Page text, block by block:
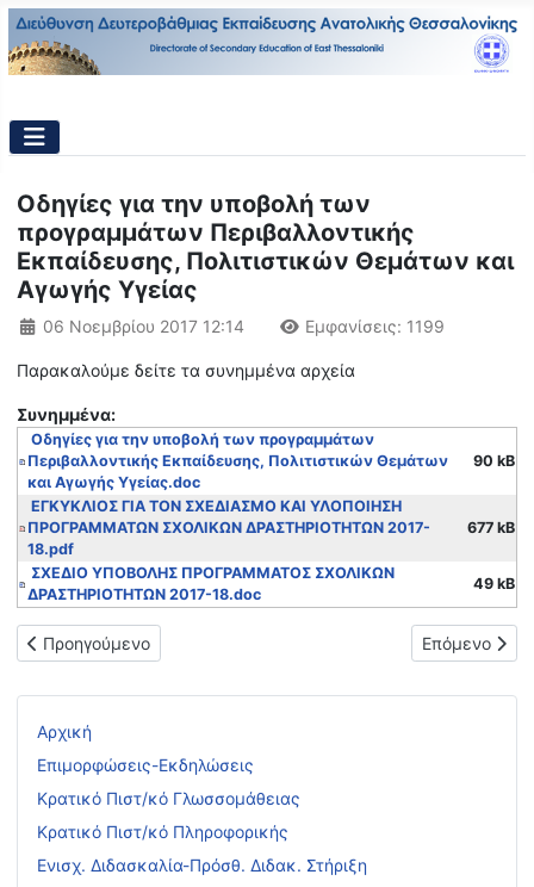
Αρχική
Επιμορφώσεις-Εκδηλώσεις
Κρατικό Πιστ/κό Γλωσσομάθειας
Κρατικό Πιστ/κό Πληροφορικής
Ενισχ. Διδασκαλία-Πρόσθ. Διδακ. Στήριξη
Οδηγίες για την υποβολή των
προγραμμάτων Περιβαλλοντικής
Εκπαίδευσης, Πολιτιστικών Θεμάτων και
Αγωγής Υγείας
Λεπτομέρειες
06 Νοεμβρίου 2017 12:14 Εμφανίσεις: 1199
Παρακαλούμε δείτε τα συνημμένα αρχεία
Συνημμένα:
Οδηγίες για την υποβολή των προγραμμάτων
Περιβαλλοντικής Εκπαίδευσης, Πολιτιστικών Θεμάτων
και Αγωγής Υγείας.doc
90 kB
ΕΓΚΥΚΛΙΟΣ ΓΙΑ ΤΟΝ ΣΧΕΔΙΑΣΜΟ ΚΑΙ ΥΛΟΠΟΙΗΣΗ
ΠΡΟΓΡΑΜΜΑΤΩΝ ΣΧΟΛΙΚΩΝ ΔΡΑΣΤΗΡΙΟΤΗΤΩΝ 2017-
18.pdf
677 kB
ΣΧΕΔΙΟ ΥΠΟΒΟΛΗΣ ΠΡΟΓΡΑΜΜΑΤΟΣ ΣΧΟΛΙΚΩΝ
ΔΡΑΣΤΗΡΙΟΤΗΤΩΝ 2017-18.doc
49 kB
Προηγούμενο άρθρο: Συμμετέχοντες εκπ/κοί στο εκπ/κό
Προηγούμενο Επόμενο
Επόμενο